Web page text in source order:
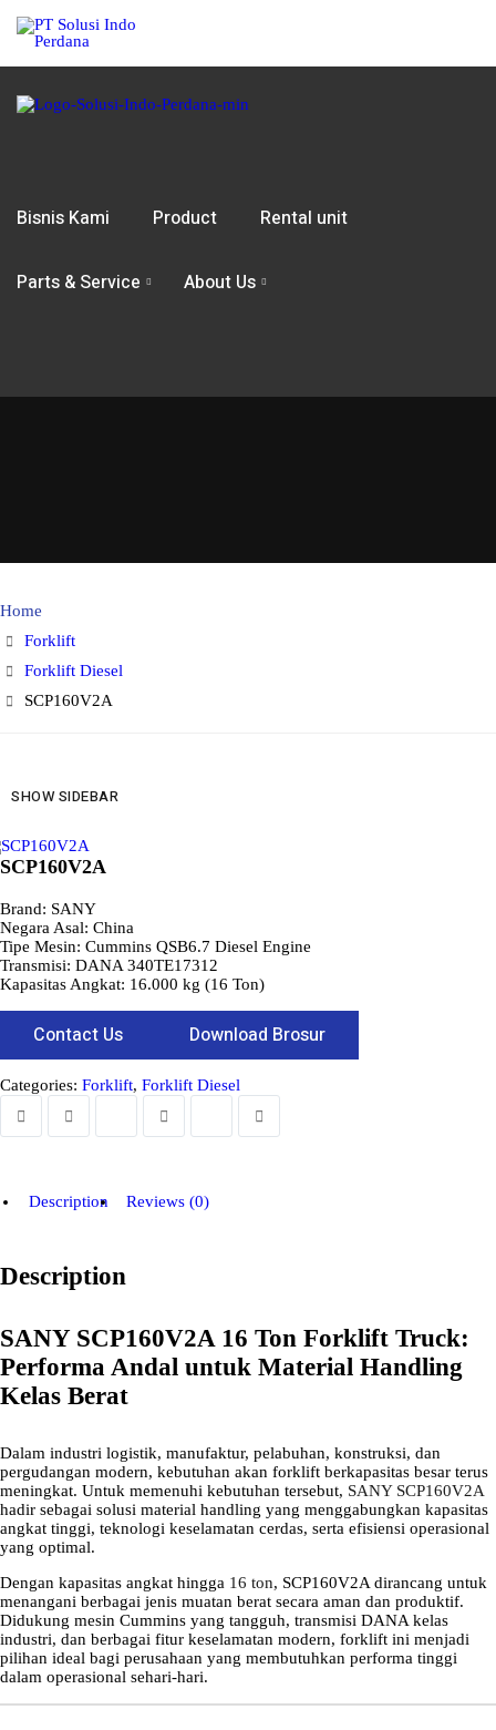
Bisnis Kami Product Rental unit
Parts & Service About Us
Home
Forklift
Forklift Diesel
SCP160V2A
SHOW SIDEBAR
SCP160V2A
Brand: SANY
Negara Asal: China
Tipe Mesin: Cummins QSB6.7 Diesel Engine
Transmisi: DANA 340TE17312
Kapasitas Angkat: 16.000 kg (16 Ton)
Contact Us Download Brosur
Categories: Forklift, Forklift Diesel
Description Reviews (0)
Description
SANY SCP160V2A 16 Ton Forklift Truck:
Performa Andal untuk Material Handling
Kelas Berat
Dalam industri logistik, manufaktur, pelabuhan, konstruksi, dan
pergudangan modern, kebutuhan akan forklift berkapasitas besar terus
meningkat. Untuk memenuhi kebutuhan tersebut, SANY SCP160V2A
hadir sebagai solusi material handling yang menggabungkan kapasitas
angkat tinggi, teknologi keselamatan cerdas, serta efisiensi operasional
yang optimal.
Dengan kapasitas angkat hingga 16 ton, SCP160V2A dirancang untuk
menangani berbagai jenis muatan berat secara aman dan produktif.
Didukung mesin Cummins yang tangguh, transmisi DANA kelas
industri, dan berbagai fitur keselamatan modern, forklift ini menjadi
pilihan ideal bagi perusahaan yang membutuhkan performa tinggi
dalam operasional sehari-hari.